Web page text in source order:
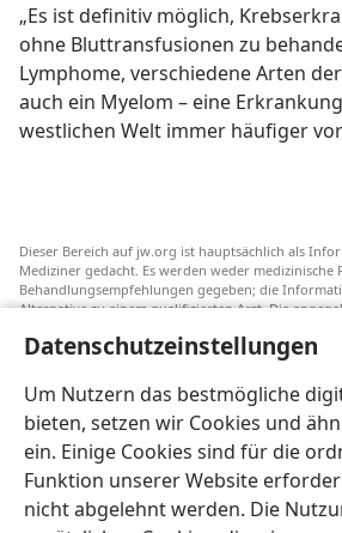
Datenschutzeinstellungen
Um Nutzern das bestmögliche
bieten, setzen wir Cookies und
ein. Einige Cookies sind für die
Funktion unserer Website
nicht abgelehnt werden. Die
„Es ist definitiv möglich,
ohne Bluttransfusionen zu
Lymphome, verschiedene Arten
auch ein Myelom – eine
westlichen Welt immer häufiger
Dieser Bereich auf jw.org ist hauptsächlich als
Mediziner gedacht. Es werden weder medizinische
Behandlungsempfehlungen gegeben; die
Alternative zu einem qualifizierten Arzt. Die
Transfusionsalternativen hin, die in Erwägung
Mediziner steht selbst in der Pflicht, seinen
halten, verschiedene Behandlungsmethoden
zu helfen, eine Behandlung entsprechend ihrer
Wünschen, Vorstellungen und Überzeugungen zu
aufgeführten Strategien sind für alle Patienten
An Patienten: Wenden Sie sich in
Die Nutzung dieser Website unterliegt den